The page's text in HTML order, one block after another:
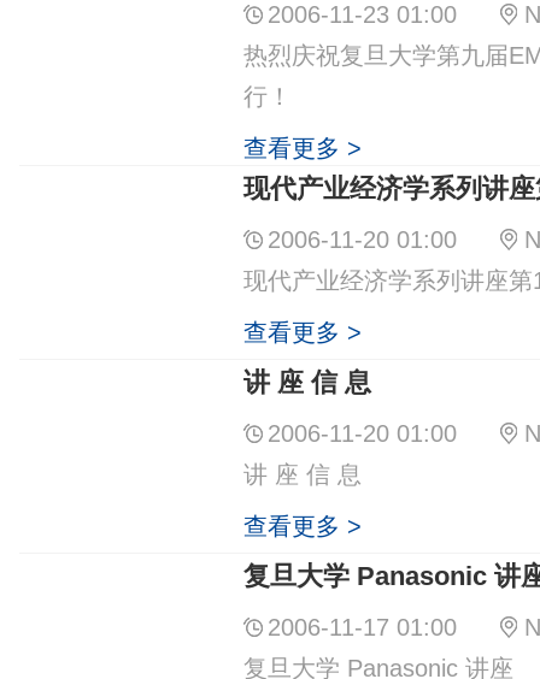
2006-11-23 01:00
热烈庆祝复旦大学第九届
行！
查看更多 >
现代产业经济学系列讲
2006-11-20 01:00
现代产业经济学系列讲座第
查看更多 >
讲 座 信 息
2006-11-20 01:00
讲 座 信 息
查看更多 >
复旦大学 Panasonic 讲
2006-11-17 01:00
复旦大学 Panasonic 讲座